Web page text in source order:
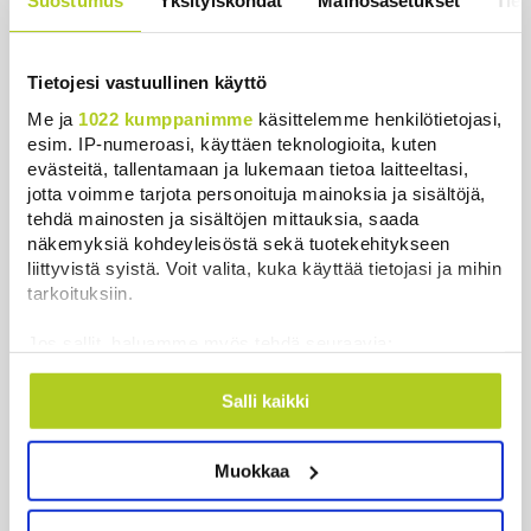
Tietojesi vastuullinen käyttö
Me ja 1022 kumppanimme käsittelemme henkilötietojasi,
esim. IP-numeroasi, käyttäen teknologioita, kuten
evästeitä, tallentamaan ja lukemaan tietoa laitteeltasi,
jotta voimme tarjota personoituja mainoksia ja sisältöjä,
tehdä mainosten ja sisältöjen mittauksia, saada
näkemyksiä kohdeyleisöstä sekä tuotekehitykseen
liittyvistä syistä. Voit valita, kuka käyttää tietojasi ja mihin
tarkoituksiin.
Kerätä tietoja maantieteellisestä sijainnistasi,
mahdollisesti muutaman metrin tarkkuudella
ominaispiirteitä aktiivisesti (sormenjäljen
Lue lisää siitä, miten henkilötietojasi käsitellään ja miten
Salli kaikki
Muokkaa
Uutiset
Uusimmat Luetuimmat